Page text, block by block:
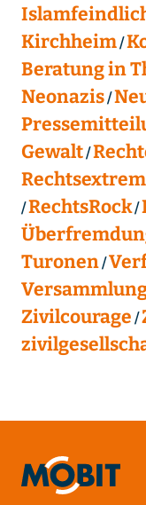
Kirchheim
Beratung in
Neonazis
Gewalt
RechtsRock
Turonen
Zivilcourage